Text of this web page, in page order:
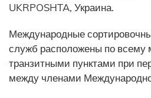
UKRPOSHTA, Украина.
Международные
служб расположены по всему
транзитными пунктами при
между членами